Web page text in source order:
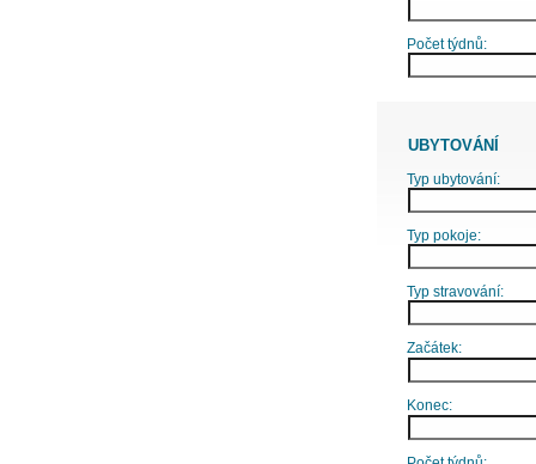
Počet týdnů:
UBYTOVÁNÍ
Typ ubytování:
Typ pokoje:
Typ stravování:
Začátek:
Konec: